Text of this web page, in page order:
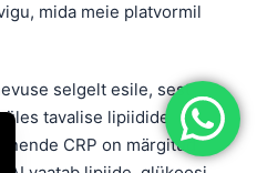
mida meie platvormil
selgelt esile, sest
tavalise lipiidide
nende CRP on märgitud